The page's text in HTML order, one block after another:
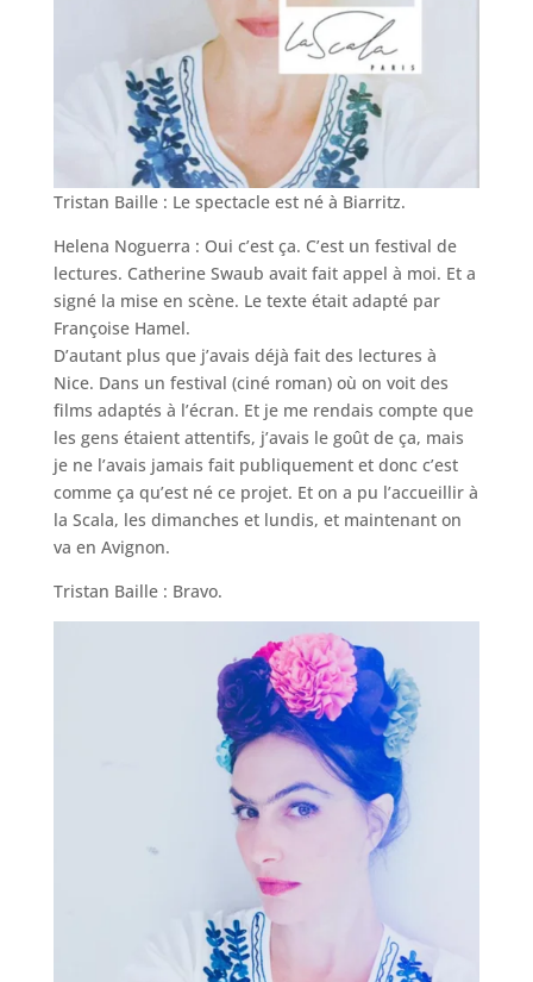
Tristan Baille : Le spectacle est né à Biarritz.
Helena Noguerra : Oui c’est ça. C’est un festival de
lectures. Catherine Swaub avait fait appel à moi. Et a
signé la mise en scène. Le texte était adapté par
Françoise Hamel.
D’autant plus que j’avais déjà fait des lectures à
Nice. Dans un festival (ciné roman) où on voit des
films adaptés à l’écran. Et je me rendais compte que
les gens étaient attentifs, j’avais le goût de ça, mais
je ne l’avais jamais fait publiquement et donc c’est
comme ça qu’est né ce projet. Et on a pu l’accueillir à
la Scala, les dimanches et lundis, et maintenant on
va en Avignon.
Tristan Baille : Bravo.